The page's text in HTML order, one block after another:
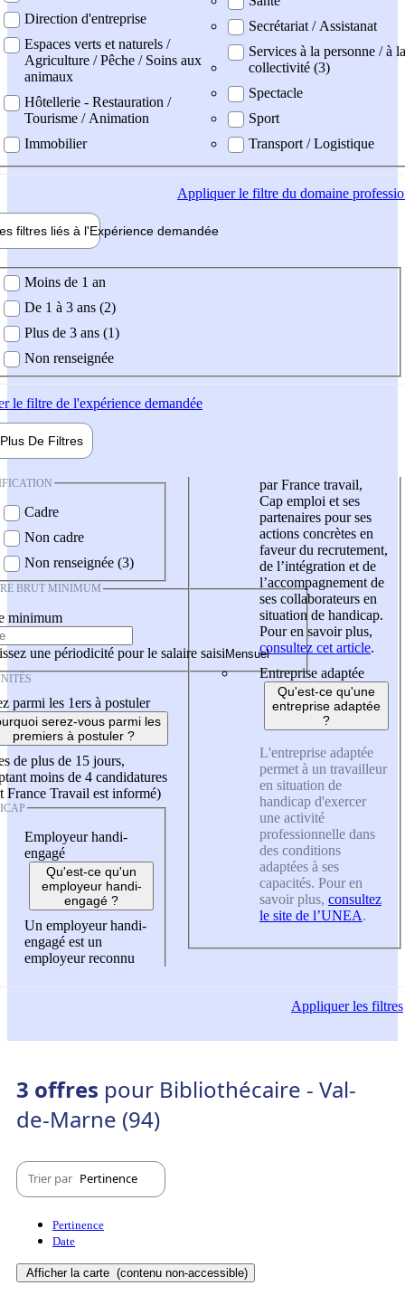
Direction d'entreprise
Espaces verts et naturels /
Agriculture / Pêche / Soins aux
animaux
Hôtellerie - Restauration /
Tourisme / Animation
Immobilier
Secrétariat / Assistanat
Services à la personne / à la
collectivité (3)
Spectacle
Sport
Transport / Logistique
Appliquerle filtre du domaine
filtres liés à l'Expérience demandée
demandée
Moins de 1 an
De 1 à 3 ans (2)
Plus de 3 ans (1)
Non renseignée
le filtre de l'expérience demandée
Plus De Filtres
Cadre
Non cadre
Non renseignée (3)
BRUT MINIMUM
minimum
une périodicité pour le salaire saisi
parmi les 1ers à postuler
serez-vous parmi les
premiers à postuler ?
de plus de 15 jours,
moins de 4 candidatures
France Travail est informé)
Employeur handi-
engagé
Qu'est-ce qu'un
employeur handi-
engagé ?
Un employeur handi-
engagé est un
employeur reconnu
par France travail,
Cap emploi et ses
partenaires pour ses
actions concrètes en
faveur du recrutement,
de l’intégration et de
l’accompagnement de
ses collaborateurs en
situation de handicap.
Pour en savoir plus,
consultez cet article.
Entreprise adaptée
Qu'est-ce qu'une
entreprise adaptée
?
L'entreprise adaptée
permet à un travailleur
en situation de
handicap d'exercer
une activité
professionnelle dans
des conditions
adaptées à ses
capacités. Pour en
savoir plus, consultez
le site de l’UNEA.
Appliquerles filtres
3 offres pour Bibliothécaire - Val-
de-Marne (94)
Trier par Pertinence
Pertinence
Date
Afficher la carte (contenu non-accessible)